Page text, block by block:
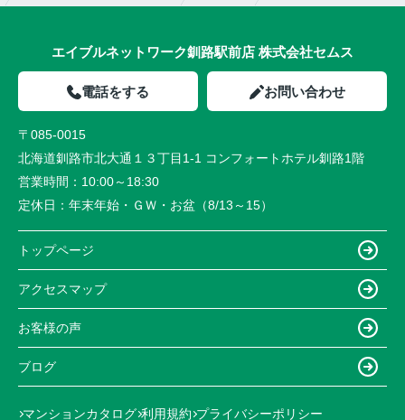
エイブルネットワーク釧路駅前店 株式会社セムス
電話をする お問い合わせ
〒085-0015
北海道釧路市北大通１３丁目1-1 コンフォートホテル釧路1階
営業時間： 10:00～18:30
定休日： 年末年始・ＧＷ・お盆（8/13～15）
トップページ
アクセスマップ
お客様の声
ブログ
マンションカタログ 利用規約 プライバシーポリシー